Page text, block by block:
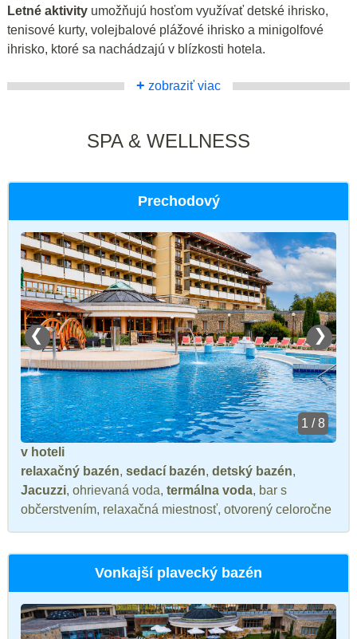
Letné aktivity umožňujú hosťom využívať detské ihrisko,
tenisové kurty, volejbalové plážové ihrisko a minigolfové
ihrisko, ktoré sa nachádzajú v blízkosti hotela.
+ zobraziť viac
SPA & WELLNESS
Prechodový
❮ ❯
1 / 8
v hoteli
relaxačný bazén, sedací bazén, detský bazén,
Jacuzzi, ohrievaná voda, termálna voda, bar s
občerstvením, relaxačná miestnosť, otvorený celoročne
Vonkajší plavecký bazén